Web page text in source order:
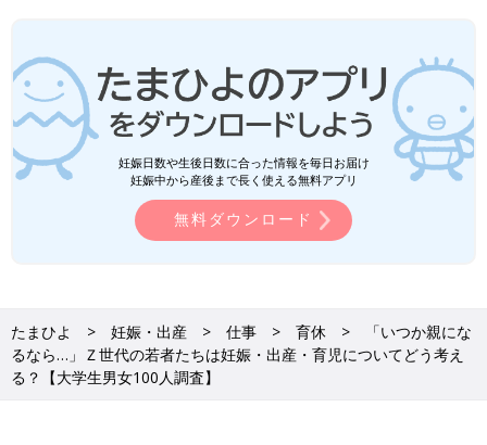
妊娠日数や生後日数に合った情報を毎日お届け
妊娠中から産後まで長く使える無料アプリ
無料ダウンロード
たまひよ 妊娠・出産 仕事 育休
「いつか親にな
るなら…」Ｚ世代の若者たちは妊娠・出産・育児についてどう考え
る？【大学生男女100人調査】